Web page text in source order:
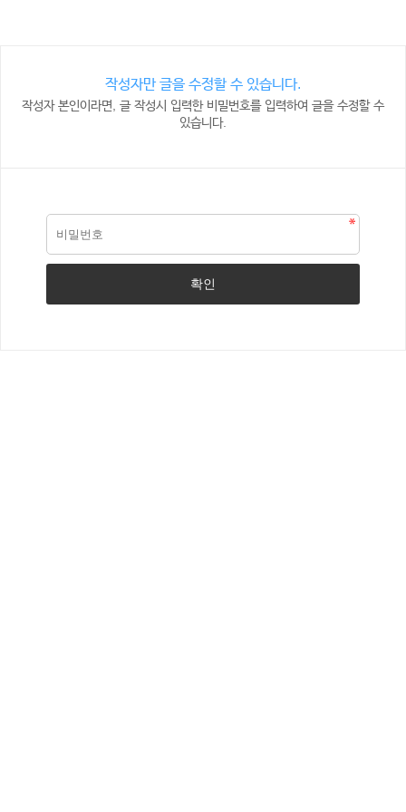
작성자만 글을 수정할 수 있습니다.
작성자 본인이라면, 글 작성시 입력한 비밀번호를 입력하여 글을 수정할 수
있습니다.